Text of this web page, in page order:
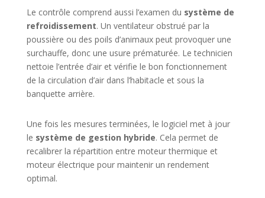
Le contrôle comprend aussi l’examen du système de
refroidissement. Un ventilateur obstrué par la
poussière ou des poils d’animaux peut provoquer une
surchauffe, donc une usure prématurée. Le technicien
nettoie l’entrée d’air et vérifie le bon fonctionnement
de la circulation d’air dans l’habitacle et sous la
banquette arrière.
Une fois les mesures terminées, le logiciel met à jour
le système de gestion hybride. Cela permet de
recalibrer la répartition entre moteur thermique et
moteur électrique pour maintenir un rendement
optimal.